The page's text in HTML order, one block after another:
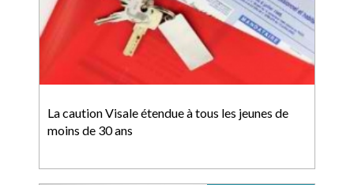
La caution Visale étendue à tous les jeunes de
moins de 30 ans